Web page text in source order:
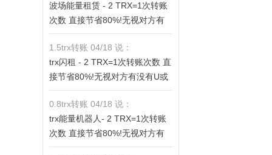
【THXfhfV6ThhYzt7d8mm4KL3
dE5LWBbwb3s】转 2 TRX即可0
手续费转账!TG机器人: @jzzTRX
bot 官网: https://jzztrx.com
波场能量租赁 - 2 TRX=1次转账
次数 直接节省80%!无视对方有
没有U或者是否交易所,低于 2 TR
X的都是钓鱼的骗子- 复制地址
【THXfhfV6ThhYzt7d8mm4KL3
dE5LWBbwb3s】转 2 TRX即可0
手续费转账!TG机器人: @jzzTRX
bot 官网: https://jzztrx.com
1.5trx转账 04/18 说：
trx闪租 - 2 TRX=1次转账次数 直
接节省80%!无视对方有没有U或
者是否交易所,低于 2 TRX的都是
钓鱼的骗子- 复制地址【THXfhfV
6ThhYzt7d8mm4KL3dE5LWBb
wb3s】转 2 TRX即可0手续费转
账!TG机器人: @jzzTRXbot 官网:
0.8trx转账 04/18 说：
trx能量机器人- 2 TRX=1次转账
次数 直接节省80%!无视对方有
没有U或者是否交易所,低于 2 TR